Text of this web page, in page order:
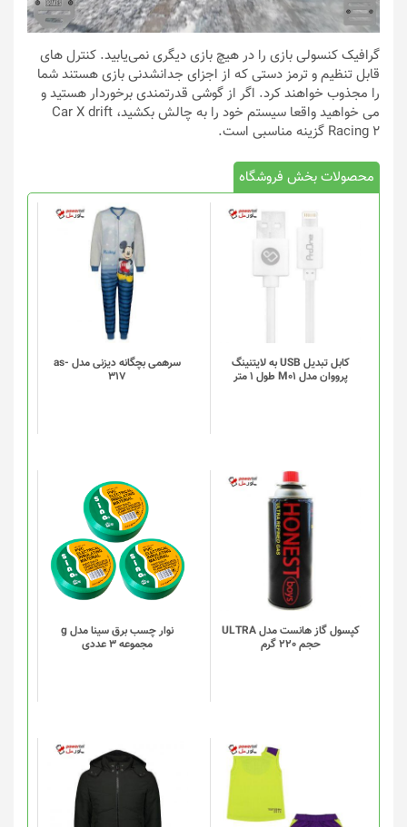
گرافیک کنسولی بازی را در هیچ بازی دیگری نمی‌یابید. کنترل های
قابل تنظیم و ترمز دستی که از اجزای جدانشدنی بازی هستند شما
را مجذوب خواهند کرد. اگر از گوشی قدرتمندی برخوردار هستید و
می خواهید واقعا سیستم خود را به چالش بکشید، Car X drift
Racing 2 گزینه مناسبی است.
محصولات بخش فروشگاه
کابل تبدیل USB به لایتنینگ
پرووان مدل M01 طول 1 متر
سرهمی بچگانه دیزنی مدل as-
317
کپسول گاز هانست مدل ULTRA
حجم 220 گرم
نوار چسب برق سینا مدل g
مجموعه 3 عددی